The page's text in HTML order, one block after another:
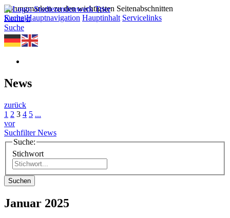
Sprungmarken zu den wichtigsten Seitenabschnitten
Suche Hauptnavigation Hauptinhalt Servicelinks
Kontakt
Suche
News
zurück
1 2 3 4 5 ...
vor
Suchfilter News
Suche:
Stichwort
Suchen
Januar 2025